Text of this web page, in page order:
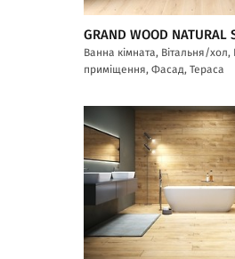
GRAND WOOD NATURAL
Ванна кімната, Вітальня/хол,
приміщення, Фасад, Тераса